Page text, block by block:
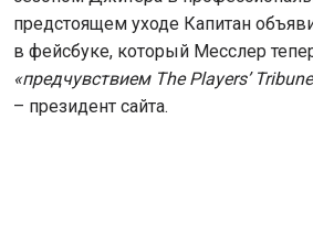
предстоящем уходе Капитан
в фейсбуке, который Месслер
«предчувствием ThePlayers’
– президент сайта.